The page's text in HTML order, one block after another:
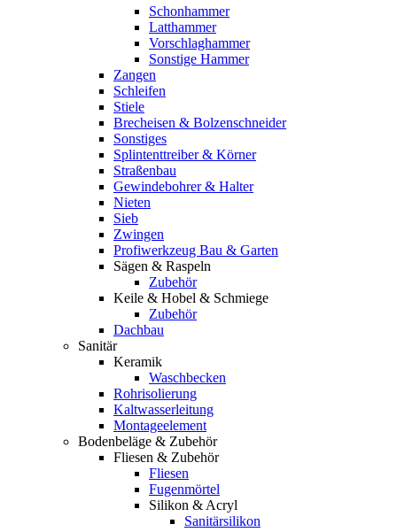
Schonhammer
Latthammer
Vorschlaghammer
Sonstige Hammer
Zangen
Schleifen
Stiele
Brecheisen & Bolzenschneider
Sonstiges
Splintenttreiber & Körner
Straßenbau
Gewindebohrer & Halter
Nieten
Sieb
Zwingen
Profiwerkzeug Bau & Garten
Sägen & Raspeln
Zubehör
Keile & Hobel & Schmiege
Zubehör
Dachbau
Sanitär
Keramik
Waschbecken
Rohrisolierung
Kaltwasserleitung
Montageelement
Bodenbeläge & Zubehör
Fliesen & Zubehör
Fliesen
Fugenmörtel
Silikon & Acryl
Sanitärsilikon